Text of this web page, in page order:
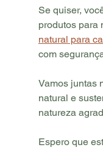
Se quiser,
produtos para
natural para
com
Vamos juntas
natural e
natureza
Espero que